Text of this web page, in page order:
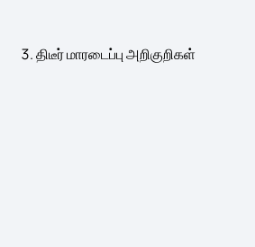
திடீர் மாரடைப்பு அறிகுறிகள்